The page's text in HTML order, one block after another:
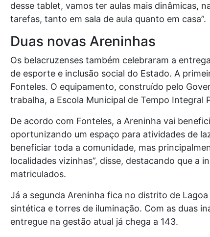
desse tablet, vamos ter aulas mais dinâmicas,
tarefas, tanto em sala de aula quanto em casa”.
Duas novas Areninhas
Os belacruzenses também celebraram a
de esporte e inclusão social do Estado. A
Fonteles. O equipamento, construído pelo
trabalha, a Escola Municipal de Tempo Integral
De acordo com Fonteles, a Areninha vai
oportunizando um espaço para atividades de
beneficiar toda a comunidade, mas
localidades vizinhas”, disse, destacando que
matriculados.
Já a segunda Areninha fica no distrito de
sintética e torres de iluminação. Com as duas
entregue na gestão atual já chega a 143.